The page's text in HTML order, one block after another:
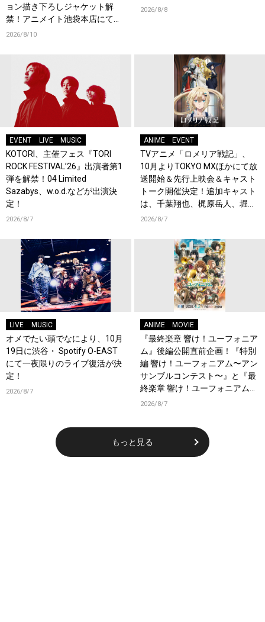
ョン描き下ろしジャケット解
禁！アニメイト池袋本店にて店
頭イベント開催！
2026/8/10
2026/8/8
EVENT LIVE MUSIC
KOTORI、主催フェス『TORI
ROCK FESTIVAL’26』出演者第1
弾を解禁！04 Limited
Sazabys、w.o.d.などが出演決
定！
2026/8/7
ANIME EVENT
TVアニメ「ロメリア戦記」、
10月よりTOKYO MXほかにて放
送開始＆先行上映会＆キャスト
トーク開催決定！追加キャスト
は、千葉翔也、梶原岳人、堀江
瞬、綿貫竜之介！PV第1弾公
2026/8/7
LIVE MUSIC
オメでたい頭でなにより、10月
19日に渋谷・ Spotify O-EAST
にて一夜限りのライブ復活が決
定！
2026/8/7
ANIME MOVIE
『最終楽章 響け！ユーフォニア
ム』後編公開直前企画！『特別
編 響け！ユーフォニアム〜アン
サンブルコンテスト〜』と『最
終楽章 響け！ユーフォニアム』
前編の一挙上映が決定！
2026/8/7
もっと見る